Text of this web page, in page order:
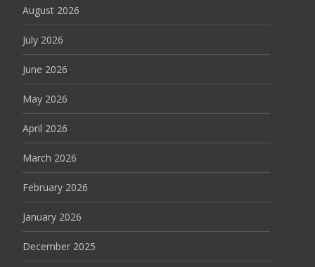
August 2026
July 2026
June 2026
May 2026
April 2026
March 2026
February 2026
January 2026
December 2025